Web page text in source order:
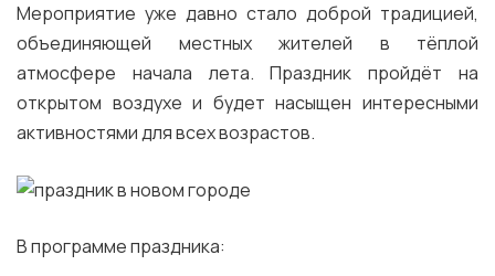
Мероприятие уже давно стало доброй традицией,
объединяющей местных жителей в тёплой
атмосфере начала лета. Праздник пройдёт на
открытом воздухе и будет насыщен интересными
активностями для всех возрастов.
В программе праздника: